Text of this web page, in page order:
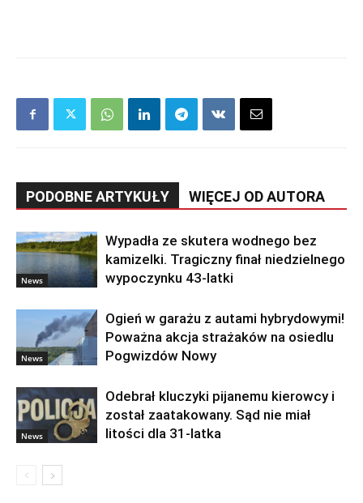
PODOBNE ARTYKUŁY WIĘCEJ OD AUTORA
News
Wypadła ze skutera wodnego bez
kamizelki. Tragiczny finał niedzielnego
wypoczynku 43-latki
News
Ogień w garażu z autami hybrydowymi!
Poważna akcja strażaków na osiedlu
Pogwizdów Nowy
News
Odebrał kluczyki pijanemu kierowcy i
został zaatakowany. Sąd nie miał
litości dla 31-latka